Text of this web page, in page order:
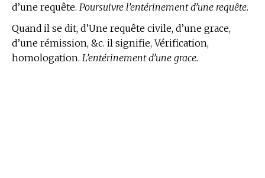
d’une requête. Poursuivre l’entérinement d’une requête.
Quand il se dit, d’Une requête civile, d’une grace,
d’une rémission, &c. il signifie, Vérification,
homologation. L’entérinement d’une grace.